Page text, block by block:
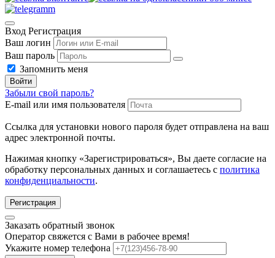
Вход Регистрация
Ваш логин
Ваш пароль
Запомнить меня
Войти
Забыли свой пароль?
E-mail или имя пользователя
Ссылка для установки нового пароля будет отправлена ​​на ваш
адрес электронной почты.
Нажимая кнопку «Зарегистрироваться», Вы даете согласие на
обработку персональных данных и соглашаетесь с политика
конфиденциальности.
Регистрация
Заказать обратный звонок
Оператор свяжется с Вами в рабочее время!
Укажите номер телефона